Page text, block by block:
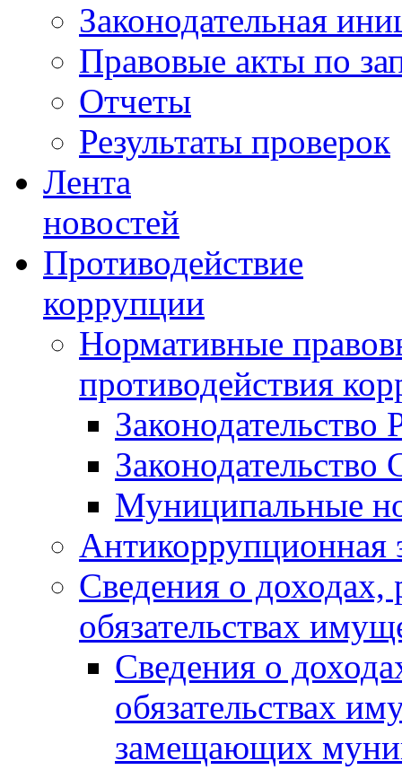
Законодательная
Правовые акты по
Отчеты
Результаты проверок
Лента
новостей
Противодействие
коррупции
Нормативные
противодействия
Законодательство
Муниципальные
Антикоррупционная
Сведения о доходах,
обязательствах
Сведения о
обязательствах
замещающих